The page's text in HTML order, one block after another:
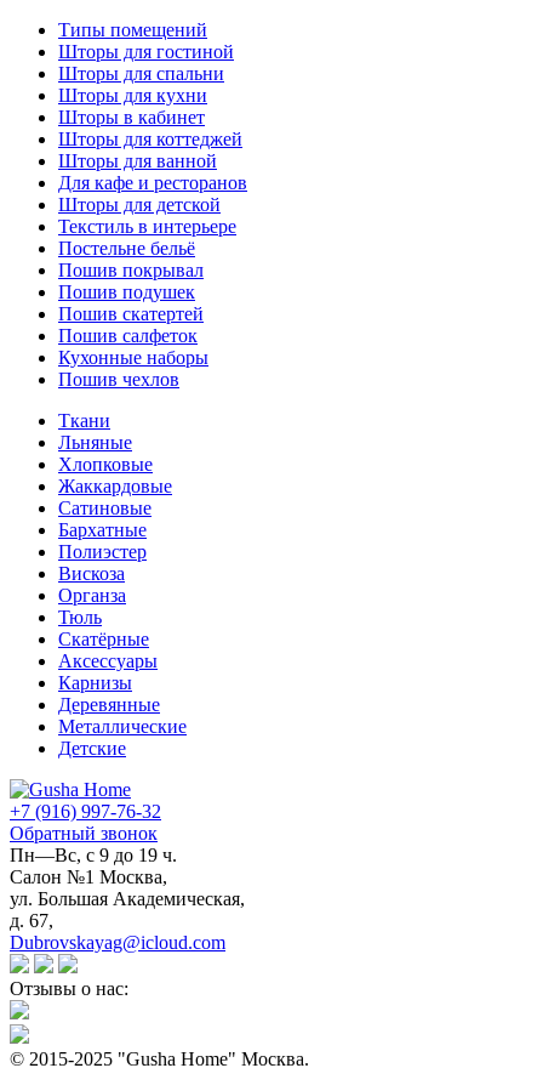
Типы помещений
Шторы для гостиной
Шторы для спальни
Шторы для кухни
Шторы в кабинет
Шторы для коттеджей
Шторы для ванной
Для кафе и ресторанов
Шторы для детской
Текстиль в интерьере
Постельне бельё
Пошив покрывал
Пошив подушек
Пошив скатертей
Пошив салфеток
Кухонные наборы
Пошив чехлов
Ткани
Льняные
Хлопковые
Жаккардовые
Сатиновые
Бархатные
Полиэстер
Вискоза
Органза
Тюль
Скатёрные
Аксессуары
Карнизы
Деревянные
Металлические
Детские
+7 (916) 997-76-32
Обратный звонок
Пн—Вс, с 9 до 19 ч.
Салон №1 Москва,
ул. Большая Академическая,
д. 67,
Dubrovskayag@icloud.com
Отзывы о нас:
© 2015-2025 "Gusha Home" Москва.